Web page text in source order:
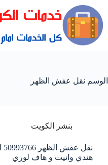
الوسم نقل عفش الظهر
بنشر الكويت
هندي وانيت و هاف لوري